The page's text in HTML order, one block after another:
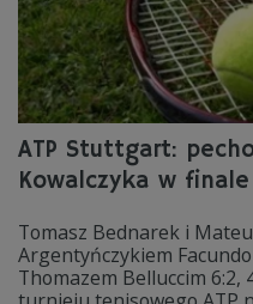
ATP Stuttgart:
Kowalczyka w finale
Tomasz Bednarek i
Argentyńczykiem
Thomazem Belluccim 6:2,